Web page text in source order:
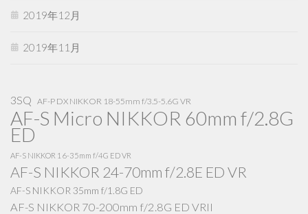
2019年12月
2019年11月
3SQ AF-P DX NIKKOR 18-55mm f/3.5-5.6G VR
AF-S Micro NIKKOR 60mm f/2.8G
ED
AF-S NIKKOR 16-35mm f/4G ED VR
AF-S NIKKOR 24-70mm f/2.8E ED VR
AF-S NIKKOR 35mm f/1.8G ED
AF-S NIKKOR 70-200mm f/2.8G ED VRII